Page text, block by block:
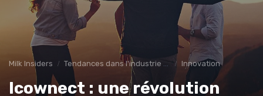
Milk Insiders Tendances dans l'industrie des produits laitiers Innovation
Icownect : une révolution